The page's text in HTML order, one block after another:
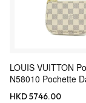
LOUIS VUITTON
N58010 Pochette
HKD 5746.00